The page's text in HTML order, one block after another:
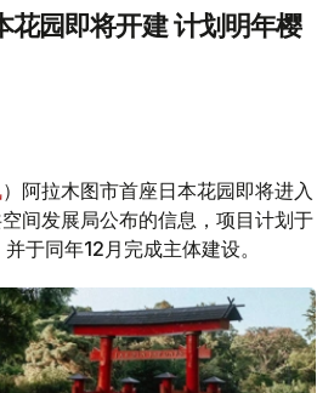
花园即将开建 计划明年樱
）阿拉木图市首座日本花园即将进入
间发展局公布的信息，项目计划于
于同年12月完成主体建设。